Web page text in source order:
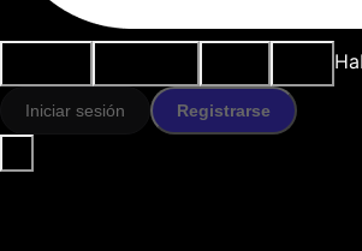
Iniciar sesión Registrarse